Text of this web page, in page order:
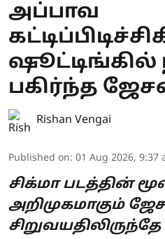
அப்பாவ
பகிர்ந்த
Rishan Vengai
Published on: 01 Aug 2026, 9:37
சிக்மா படத்தின்
அறிமுகமாகும்